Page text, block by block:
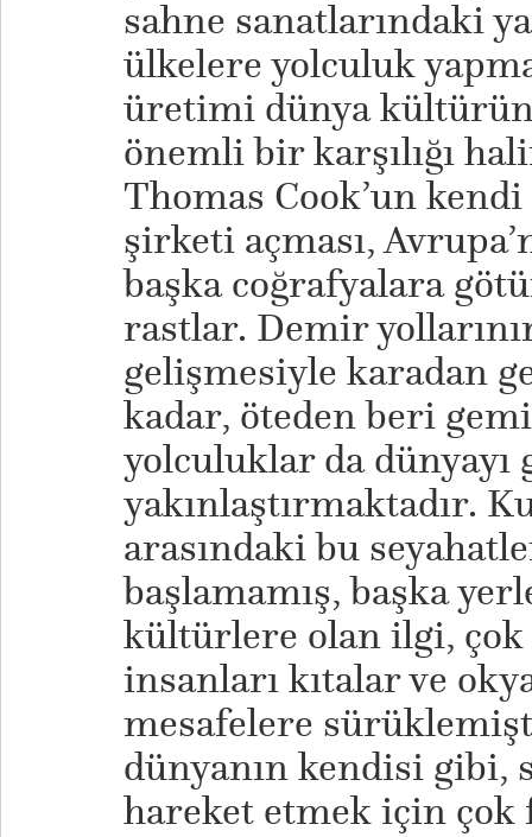
sahne sanatlarındaki
ülkelere yolculuk
üretimi dünya
önemli bir karşılığı
Thomas Cook’un
şirketi açması,
başka coğrafyalara
rastlar. Demir
gelişmesiyle karadan
kadar, öteden beri
yolculuklar da
yakınlaştırmaktadır.
arasındaki bu
başlamamış, başka
kültürlere olan ilgi,
insanları kıtalar ve
mesafelere
dünyanın kendisi gibi,
hareket etmek için çok